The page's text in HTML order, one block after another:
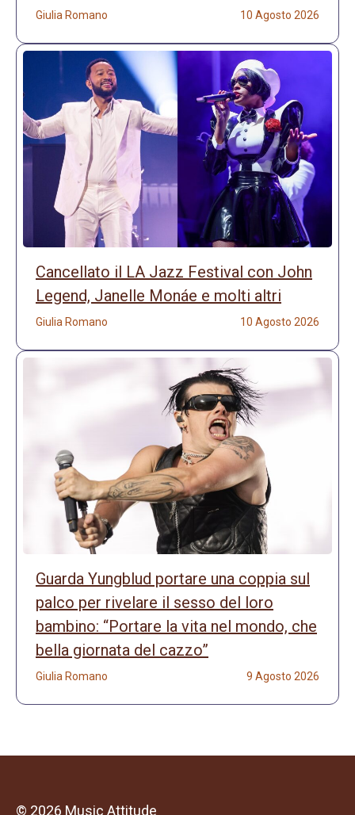
Giulia Romano 10 Agosto 2026
Cancellato il LA Jazz Festival con John
Legend, Janelle Monáe e molti altri
Giulia Romano 10 Agosto 2026
Guarda Yungblud portare una coppia sul
palco per rivelare il sesso del loro
bambino: “Portare la vita nel mondo, che
bella giornata del cazzo”
Giulia Romano 9 Agosto 2026
© 2026 Music Attitude